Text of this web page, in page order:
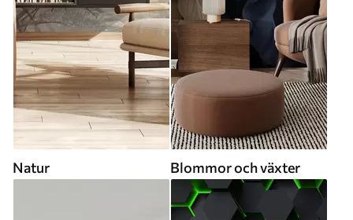
Natur Blommor och växter